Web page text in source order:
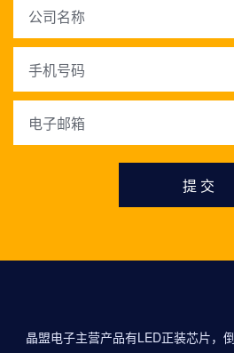
提 交
晶盟电子主营产品有LED正装芯片，